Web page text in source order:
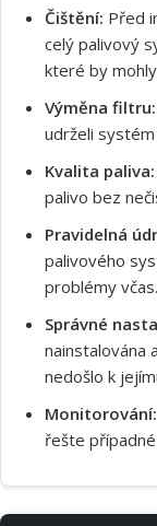
Čištění: Před
celý palivový
které by
Výměna filtru:
udrželi
Kvalita paliva:
palivo bez
Pravidelná
palivového
problémy včas.
Správné
nainstalována
nedošlo k
Monitorování:
řešte